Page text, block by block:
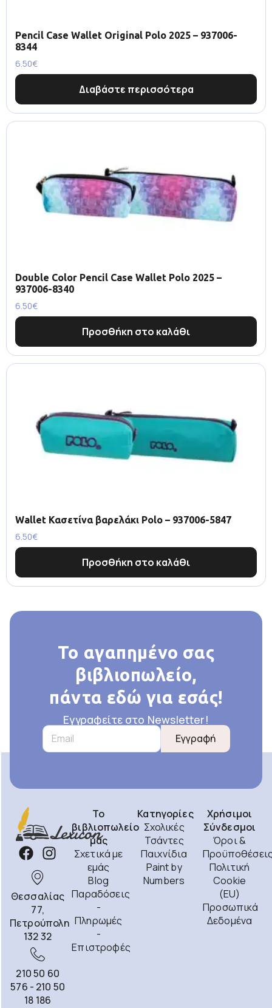
Pencil Case Wallet Original Polo 2025 – 937006-
8344
6.50€
Διαβάστε περισσότερα
Double Color Pencil Case Wallet Polo 2025 –
937006-8340
6.50€
Προσθήκη στο καλάθι
Wallet Κασετίνα βαρελάκι Polo – 937006-5847
6.50€
Προσθήκη στο καλάθι
Το αγαπημένο σας
βιβλιοπωλείο,
πάντα εδώ για εσάς!
Εγγραφείτε στο Newsletter!
Εγγραφή
Θεσσαλίας
77,
Πετρούπολη
132 32
210 50 60
576 - 210 50
18 186
Το
βιβλιοπωλείο
μας
Σχετικά με
εμάς
Blog
Παραδόσεις
-
Πληρωμές
-
Επιστροφές
Κατηγορίες
Σχολικές
Τσάντες
Παιχνίδια
Paint by
Numbers
Χρήσιμοι
Σύνδεσμοι
Όροι &
Πολιτική
Cookie
(EU)
Προσωπικά
Δεδομένα